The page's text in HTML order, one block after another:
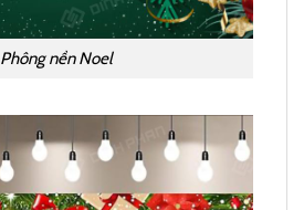
Phông nền Noel